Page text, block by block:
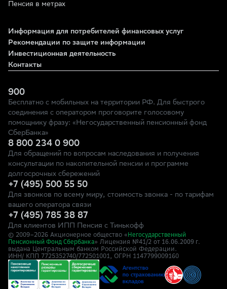
Пенсия в метрах
Информация для потребителей финансовых услуг
Рекомендации по защите информации
Инвестиционная деятельность
Контакты
900
Бесплатно с мобильных на территории РФ. Для быстрого
соединения с оператором проговорите голосовому
помощнику фразу: «Негосударственный пенсионный фонд
СберБанка»
8 800 234 0 900
Для обращений по вопросам наследования и получения
консультации по накопительной пенсии и программе
долгосрочных сбережений
+7 (495) 500 55 50
Для звонков по всему миру, стоимость звонка - по тарифам
вашего оператора связи
+7 (495) 785 38 87
Для клиентов ИПП Пенсия с Тинькофф
© 2009–2026 Акционерное общество « Негосударственный
Пенсионный Фонд Сбербанка» Лицензия №41/2 от 16.06.2009 г.
выдана Центральным банком Российской Федерации.
ИНН/ КПП 7725352740/772501001, ОГРН 1147799009160